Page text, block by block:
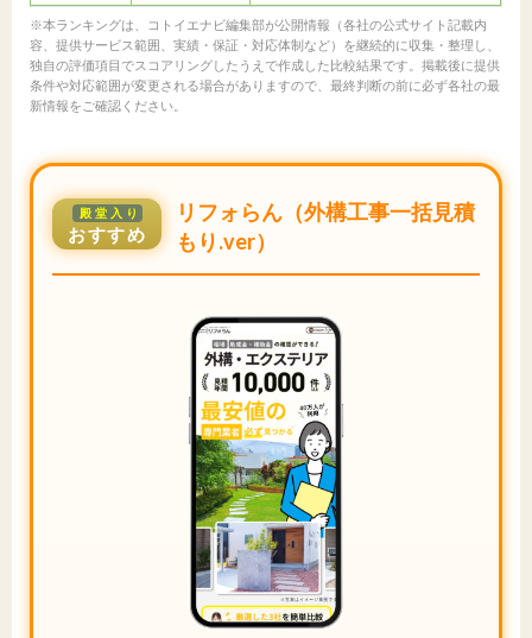
※本ランキングは、コトイエナビ編集部が公開情報（各社の公式サイト記載内
容、提供サービス範囲、実績・保証・対応体制など）を継続的に収集・整理し、
独自の評価項目でスコアリングしたうえで作成した比較結果です。掲載後に提供
条件や対応範囲が変更される場合がありますので、最終判断の前に必ず各社の最
新情報をご確認ください。
殿堂入り
おすすめ
リフォらん（外構工事一括見積
もり.ver）